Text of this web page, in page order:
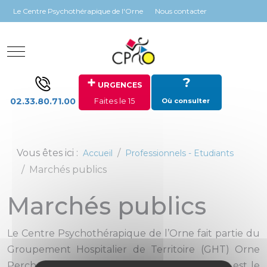
Panneau de gestion des cookies
Le Centre Psychothérapique de l'Orne Nous contacter
Mobile Menu Toggle
02.33.80.71.00
+ URGENCES
Faites le 15
?
Où consulter
Vous êtes ici : Accueil Professionnels - Etudiants
Marchés publics
Marchés publics
Le Centre Psychothérapique de l’Orne fait partie du
Groupement Hospitalier de Territoire (GHT) Orne